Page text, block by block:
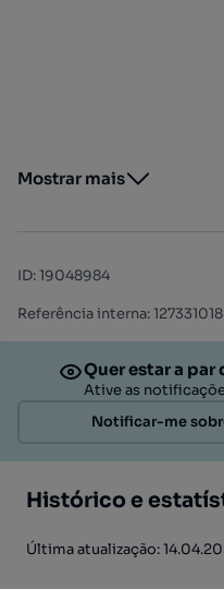
Mostrar mais
ID:19048984
Referência interna:
Quer estar a par
Ative as
Notificar-me
Histórico e
Última atualização: